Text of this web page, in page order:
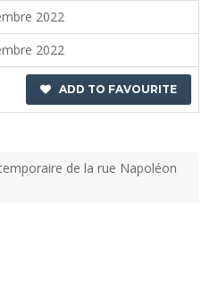
2022
2022
ADD TO FAVOURITE
de la rue Napoléon